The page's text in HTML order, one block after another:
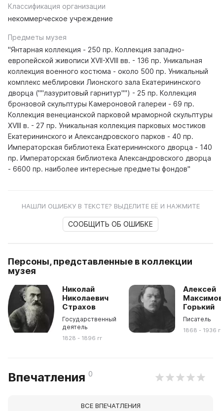
Классификация организации
некоммерческое учреждение
Предметы музея
"Янтарная коллекция - 250 пр. Коллекция западно-
европейской живописи XVII-XVIII вв. - 136 пр. Уникальная
коллекция военного костюма - около 500 пр. Уникальный
комплекс меблировки Лионского зала Екатерининского
дворца (""лазуритовый гарнитур"") - 25 пр. Коллекция
бронзовой скульптуры Камероновой галереи - 69 пр.
Коллекция венецианской парковой мраморной скульптуры
XVIII в. - 27 пр. Уникальная коллекция парковых мостиков
Екатерининского и Александровского парков - 40 пр.
Императорская библиотека Екатерининского дворца - 140
пр. Императорская библиотека Александровского дворца
- 6600 пр. наиболее интересные предметы фондов"
НАШЛИ ОШИБКУ В ТЕКСТЕ? ВЫДЕЛИТЕ ЕЁ И НАЖМИТЕ
СООБЩИТЬ ОБ ОШИБКЕ
Персоны, представленные в коллекции
музея
Николай
Николаевич
Страхов
Государственный
деятель
1828 - 1896 гг
Алексей
Горький
Писатель
1868 - 1936
Впечатления 0
ВСЕ ВПЕЧАТЛЕНИЯ